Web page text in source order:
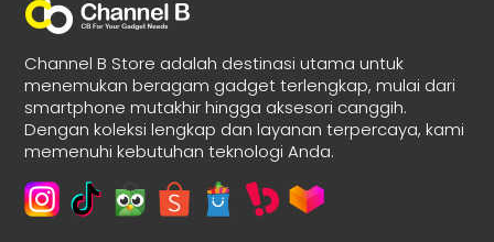
Channel B Store adalah destinasi utama untuk
menemukan beragam gadget terlengkap, mulai dari
smartphone mutakhir hingga aksesori canggih.
Dengan koleksi lengkap dan layanan terpercaya, kami
memenuhi kebutuhan teknologi Anda.